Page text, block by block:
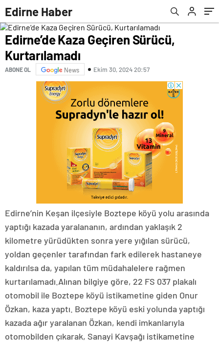
Edirne Haber
Edirne’de Kaza Geçiren Sürücü,
Kurtarılamadı
ABONE OL News Ekim 30, 2024 20:57
Edirne’nin Keşan ilçesiyle Boztepe köyü yolu arasında
yaptığı kazada yaralananın, ardından yaklaşık 2
kilometre yürüdükten sonra yere yığılan sürücü,
yoldan geçenler tarafından fark edilerek hastaneye
kaldırılsa da, yapılan tüm müdahalelere rağmen
kurtarılamadı.Alınan bilgiye göre, 22 FS 037 plakalı
otomobil ile Boztepe köyü istikametine giden Onur
Özkan, kaza yaptı. Boztepe köyü eski yolunda yaptığı
kazada ağır yaralanan Özkan, kendi imkanlarıyla
otomobilden çıkarak, Sanayi Kavşağı istikametine